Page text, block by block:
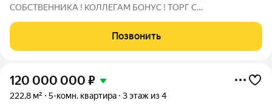
СОБСТВЕННИКА ! КОЛЛЕГАМ БОНУС ! ТОРГ С
историческом центре Москвы просторная 5 - комнатная
квартира по адресу Сверчков переулок, 10. Этот объект
Позвонить
120 000 000 ₽
222,8 м² 5-комн. квартира 3 этаж из 4